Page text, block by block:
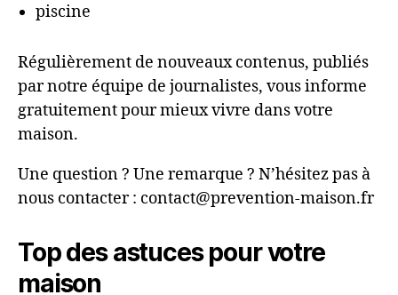
piscine
Régulièrement de nouveaux contenus, publiés
par notre équipe de journalistes, vous informe
gratuitement pour mieux vivre dans votre
maison.
Une question ? Une remarque ? N’hésitez pas à
nous contacter : contact@prevention-maison.fr
Top des astuces pour votre
maison